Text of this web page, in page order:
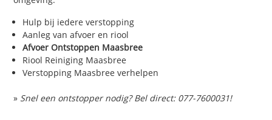
Hulp bij iedere verstopping
Aanleg van afvoer en riool
Afvoer Ontstoppen Maasbree
Riool Reiniging Maasbree
Verstopping Maasbree verhelpen
» Snel een ontstopper nodig? Bel direct: 077-7600031!